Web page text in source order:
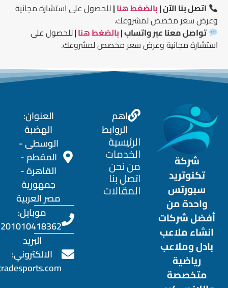
اتصل بنا الآن |بالضغط هنا|للحصول على استشارة مجانية
وعرض سعر مخصص لمشروعك.
تواصل معنا عبر واتساب |بالضغط هنا|للحصول على
استشارة مجانية وعرض سعر مخصص لمشروعك.
شركة
تكنوتريد
سبورتس
واحدة من
أفضل شركات
انشاء ملاعب
بادل وملاعب
رياضية
متخصصة
اهم
الروابط
الرئيسية
الخدمات
من نحن
اتصل بنا
المقالات
العنوان:
الهضبة
الوسطى -
المقطم -
القاهرة -
جمهورية
مصر العربية
موبايل:
201010418362+
البريد
الالكتروني: